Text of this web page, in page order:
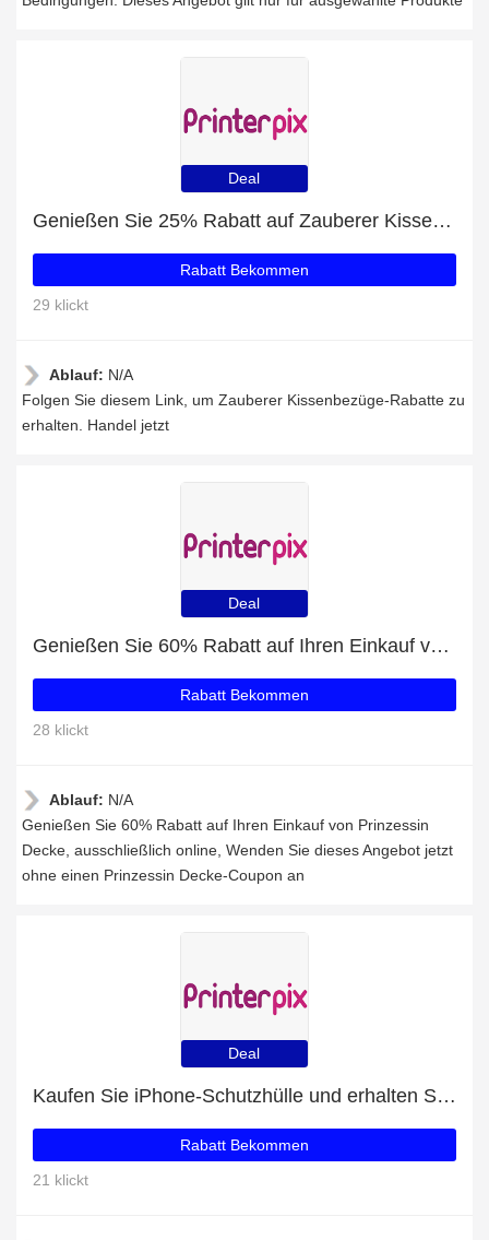
Deal
Genießen Sie 25% Rabatt auf Zauberer Kissenbezüge
Rabatt Bekommen
29 klickt
Ablauf: N/A
Folgen Sie diesem Link, um Zauberer Kissenbezüge-Rabatte zu
erhalten. Handel jetzt
Deal
Genießen Sie 60% Rabatt auf Ihren Einkauf von Prinzessin Decke, ausschließlich online
Rabatt Bekommen
28 klickt
Ablauf: N/A
Genießen Sie 60% Rabatt auf Ihren Einkauf von Prinzessin
Decke, ausschließlich online, Wenden Sie dieses Angebot jetzt
ohne einen Prinzessin Decke-Coupon an
Deal
Kaufen Sie iPhone-Schutzhülle und erhalten Sie jetzt 32% Rabatt
Rabatt Bekommen
21 klickt